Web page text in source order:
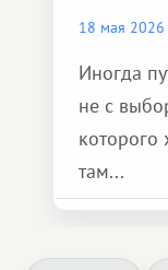
18 мая 2026
Иногда
не с
которого
там...